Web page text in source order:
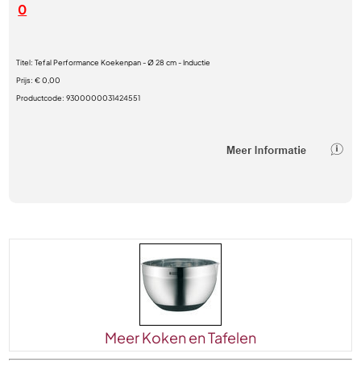
0
Titel:Tefal Performance Koekenpan - Ø 28 cm - Inductie
Prijs:€ 0,00
Productcode:9300000031424551
Meer Koken en Tafelen